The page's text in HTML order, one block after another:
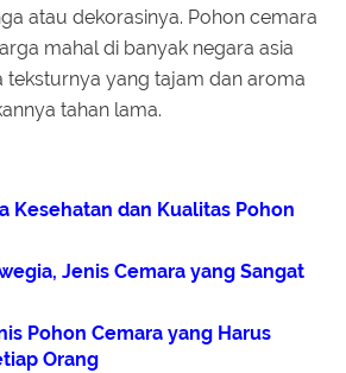
atau dekorasinya. Pohon cemara
mahal di banyak negara asia
teksturnya yang tajam dan aroma
tahan lama.
Kesehatan dan Kualitas Pohon
Jenis Cemara yang Sangat
Pohon Cemara yang Harus
Orang